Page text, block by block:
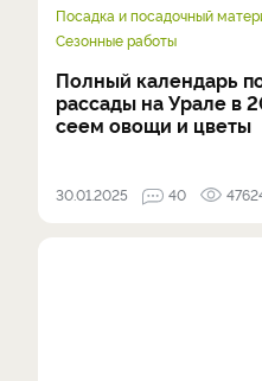
Посадка и посадочный
Сезонные работы
Полный календарь
рассады на Урале в
сеем овощи и цветы
30.01.2025 40